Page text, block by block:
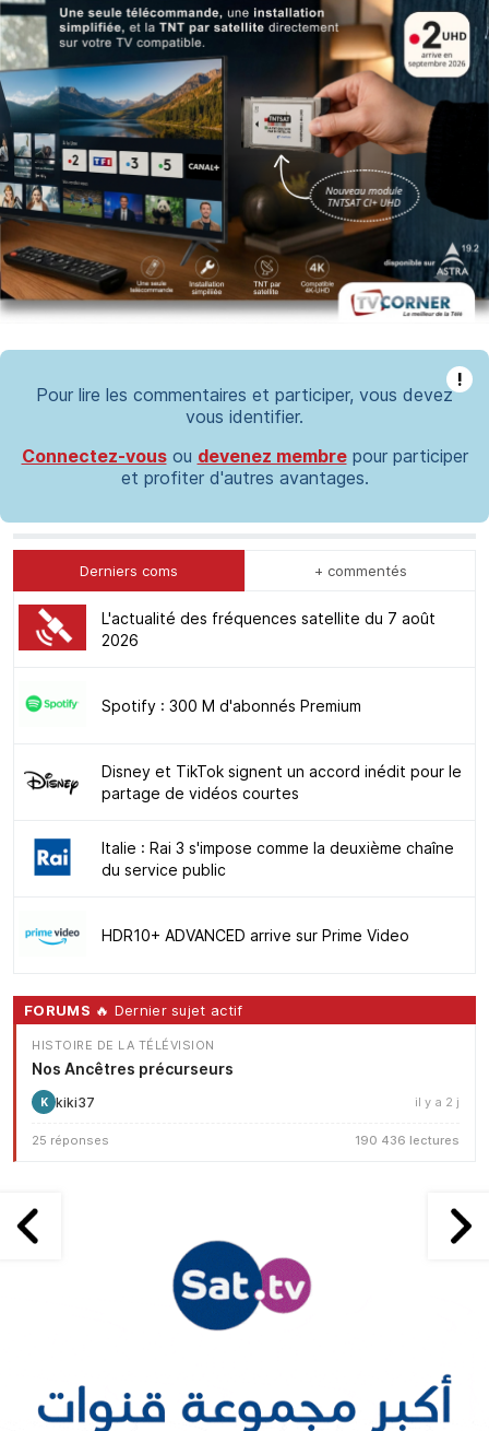
!
Pour lire les commentaires et participer, vous devez
vous identifier.
Connectez-vousou devenez membrepour participer
et profiter d'autres avantages.
Derniers coms + commentés
L'actualité des fréquences satellite du 7 août
2026
Spotify : 300 M d'abonnés Premium
Disney et TikTok signent un accord inédit pour le
partage de vidéos courtes
Italie : Rai 3 s'impose comme la deuxième chaîne
du service public
HDR10+ ADVANCED arrive sur Prime Video
FORUMS 🔥 Dernier sujet actif
HISTOIRE DE LA TÉLÉVISION
Nos Ancêtres précurseurs
K kiki37 il y a 2 j
25 réponses 190 436 lectures